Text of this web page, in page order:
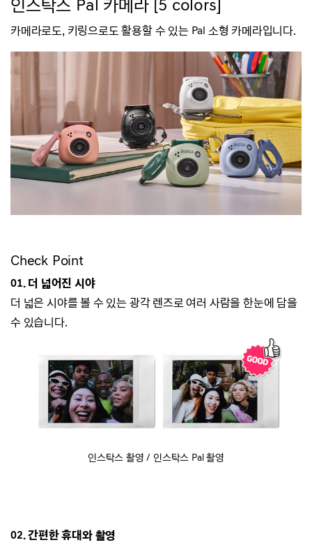
인스탁스 Pal 카메라 [5 colors]
카메라로도, 키링으로도 활용할 수 있는 Pal 소형 카메라입니다.
Check Point
01. 더 넓어진 시야
더 넓은 시야를 볼 수 있는 광각 렌즈로 여러 사람을 한눈에 담을
수 있습니다.
인스탁스 촬영 / 인스탁스 Pal 촬영
02. 간편한 휴대와 촬영